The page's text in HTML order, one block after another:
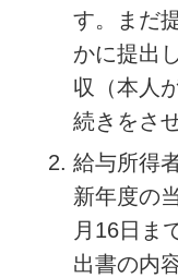
す。まだ
かに提出
収（本人
続きをさ
給与所得
新年度の
月16日ま
出書の内